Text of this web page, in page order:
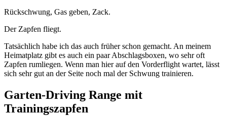
Rückschwung, Gas geben, Zack.
Der Zapfen fliegt.
Tatsächlich habe ich das auch früher schon gemacht. An meinem
Heimatplatz gibt es auch ein paar Abschlagsboxen, wo sehr oft
Zapfen rumliegen. Wenn man hier auf den Vorderflight wartet, lässt
sich sehr gut an der Seite noch mal der Schwung trainieren.
Garten-Driving Range mit
Trainingszapfen